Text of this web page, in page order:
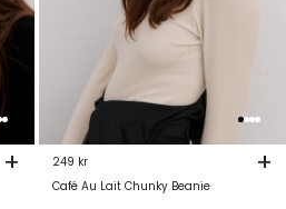
+
Café Au Lait Chunky Beanie
249 kr +